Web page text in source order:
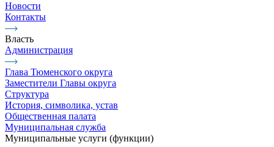
Новости
Контакты
Власть
Администрация
Глава Тюменского округа
Заместители Главы округа
Структура
История, символика, устав
Общественная палата
Муниципальная служба
Муниципальные услуги (функции)